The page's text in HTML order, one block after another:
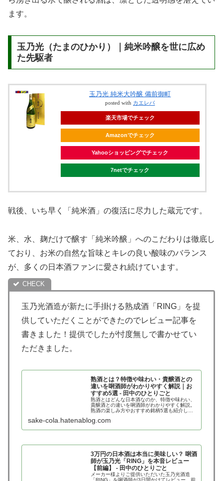
ます。
玉乃光（たまのひかり）｜純米吟醸を世に広め
た先駆者
玉乃光 純米大吟醸 備前御町
posted with カエレバ
楽天市場でチェック
Amazonでチェック
Yahooショッピングでチェック
7netでチェック
戦後、いち早く「純米酒」の復活に尽力した蔵元です。
米、水、麹だけで醸す「純米吟醸」へのこだわりは徹底し
ており、お米の自然な旨味とキレの良い酸味のバランス
が、多くの日本酒ファンに愛され続けています。
玉乃光酒造が新たに手掛ける熟成酒「RING」を提
供していただくことができたのでレビュー記事を
書きました！提供でしたが忖度無しで書かせてい
ただきました。
熟酒とは？特徴や味わい・貴醸酒との
違いを唎酒師がわかりやすく解説｜お
すすめ5選 - 田中のひとりごと
熟酒とはどんな日本酒なのか、特徴や味わい、
貴醸酒との違いを唎酒師がわかりやすく解説。
熟酒の楽しみ方やおすすめ銘柄5選も紹介しま
sake-cola.hatenablog.com
3万円の日本酒は本当に美味しい？ 唎酒
師が玉乃光「RING」を本音レビュー
【前編】 - 田中のひとりごと
メーカー様よりご提供いただいた玉乃光酒造
「RING」を唎酒師が3日間かけてレビュー。前